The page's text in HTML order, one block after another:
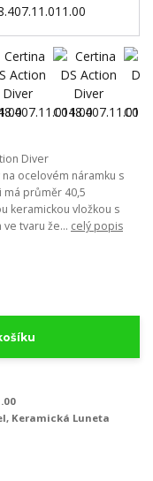
Diver
ocelovém náramku s
průměr 40,5
keramickou vložkou s
tvaru že... celý popis
Keramická Luneta